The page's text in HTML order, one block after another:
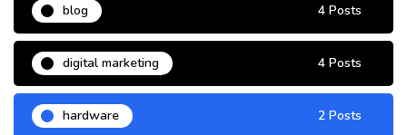
blog 4 Posts
digital marketing 4 Posts
hardware 2 Posts